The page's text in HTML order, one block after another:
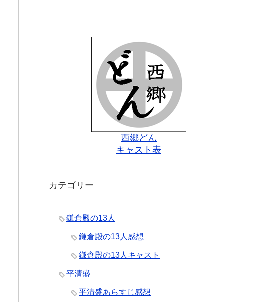
西郷どん
キャスト表
カテゴリー
鎌倉殿の13人
鎌倉殿の13人感想
鎌倉殿の13人キャスト
平清盛
平清盛あらすじ感想